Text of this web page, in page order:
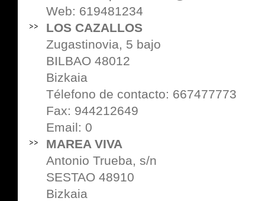
Web: 619481234
LOS CAZALLOS
Zugastinovia, 5 bajo
BILBAO 48012
Bizkaia
Télefono de contacto: 667477773
Fax: 944212649
Email: 0
MAREA VIVA
Antonio Trueba, s/n
SESTAO 48910
Bizkaia